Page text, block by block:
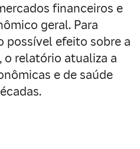
financeiros e
geral. Para
possível efeito sobre a
o relatório atualiza a
e de saúde